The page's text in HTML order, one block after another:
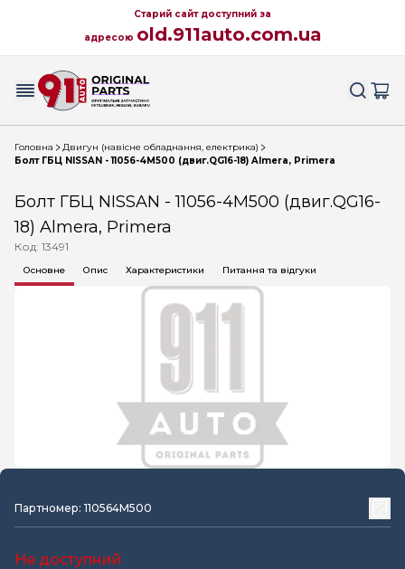
Старий сайт доступний за
адресою old.911auto.com.ua
Головна
Двигун (навісне обладнання, електрика)
Болт ГБЦ NISSAN - 11056-4M500 (двиг.QG16-18) Almera, Primera
Болт ГБЦ NISSAN - 11056-4M500 (двиг.QG16-
18) Almera, Primera
Код: 13491
Основне Опис Характеристики Питання та відгуки
Партномер: 110564M500
Не доступний